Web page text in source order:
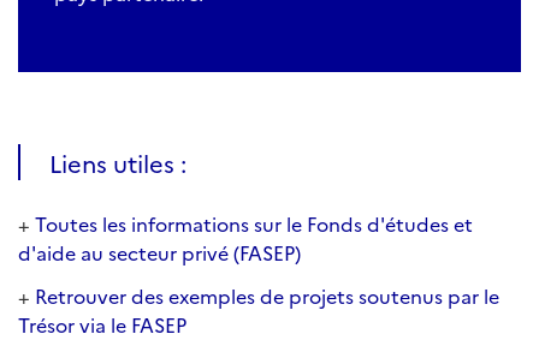
Liens utiles :
+ Toutes les informations sur le Fonds d'études et
d'aide au secteur privé (FASEP)
+ Retrouver des exemples de projets soutenus par le
Trésor via le FASEP